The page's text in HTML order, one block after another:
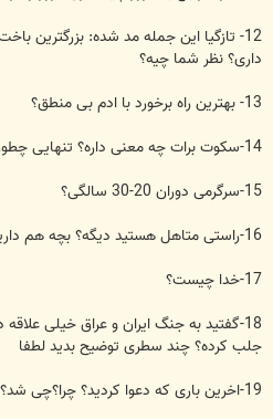
12- تازگیا این جمله مد شده: بزرگترین
داری؟ نظر شما چیه؟
13- بهترین راه برخورد با ادم بی منطق؟
14-سکوت برات چه معنی داره؟ تنهایی چطور؟
15-سرگرمی دوران 20-30 سالگی؟
16-راستی متاهل هستید دیگه؟ بچه هم دارید؟
17-خدا چیست؟
18-گفتید به جنگ ایران و عراق خیلی
جلب کرده؟ چند سطری توضیح بدید لطفا
19-اخرین باری که دعوا کردید؟ چرا؟چی شد؟